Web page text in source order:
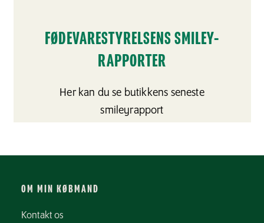
FØDEVARESTYRELSENS SMILEY-
RAPPORTER
Her kan du se butikkens seneste
smileyrapport
OM MIN KØBMAND
Kontakt os